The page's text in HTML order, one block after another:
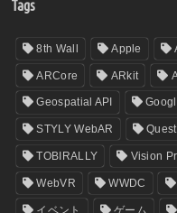
Tags
8th Wall Apple
ARCore ARkit
Geospatial API
STYLY WebAR
TOBIRALLY Vision
WebVR WWDC
イベント ゲーム